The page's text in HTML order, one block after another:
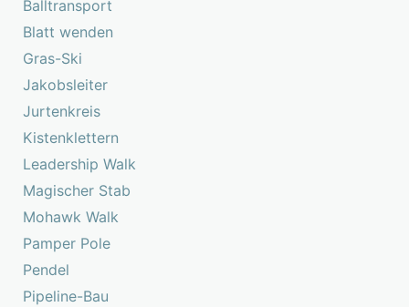
Balltransport
Blatt wenden
Gras-Ski
Jakobsleiter
Jurtenkreis
Kistenklettern
Leadership Walk
Magischer Stab
Mohawk Walk
Pamper Pole
Pendel
Pipeline-Bau